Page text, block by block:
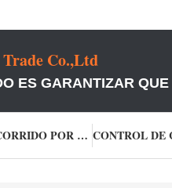
Co.,Ltd
ES GARANTIZAR
RECORRIDO POR LA FÁBRICA